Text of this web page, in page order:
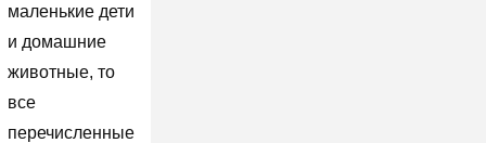
маленькие дети
и домашние
животные, то
все
перечисленные